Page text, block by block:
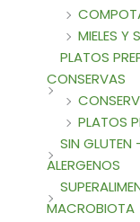
MIELES Y
PLATOS
CONSERVAS
PLATOS
SIN
ALERGENOS
MACROBIOTA